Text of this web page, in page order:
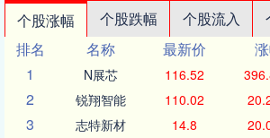
个股涨幅 个股跌幅 个股流入
排名
名称 最新价
1
N展芯 116.52
2 锐翔智能 110.02
3 志特新材 14.8